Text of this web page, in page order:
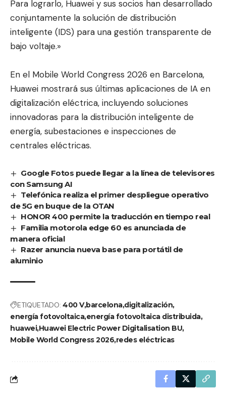
Para lograrlo, Huawei y sus socios han desarrollado
conjuntamente la solución de distribución
inteligente (IDS) para una gestión transparente de
bajo voltaje.»
En el Mobile World Congress 2026 en Barcelona,
Huawei mostrará sus últimas aplicaciones de IA en
digitalización eléctrica, incluyendo soluciones
innovadoras para la distribución inteligente de
energía, subestaciones e inspecciones de
centrales eléctricas.
Google Fotos puede llegar a la línea de televisores
con Samsung AI
Telefónica realiza el primer despliegue operativo
de 5G en buque de la OTAN
HONOR 400 permite la traducción en tiempo real
Familia motorola edge 60 es anunciada de
manera oficial
Razer anuncia nueva base para portátil de
aluminio
ETIQUETADO: 400 Vbarcelonadigitalización
energía fotovoltaicaenergía fotovoltaica distribuida
huaweiHuawei Electric Power Digitalisation BU
Mobile World Congress 2026redes eléctricas